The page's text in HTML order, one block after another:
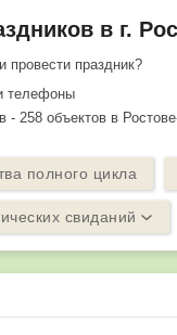
в г.
провести праздник?
телефоны
- 258 объектов в
полного цикла
свиданий